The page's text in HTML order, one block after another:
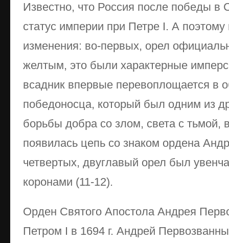
Известно, что Россия после победы в
статус империи при Петре I. А
изменения: во-первых, орел
желтым, это были характерные
всадник впервые перевоплощается в
победоносца, который был одним из
борьбы добра со злом, света с тьмой,
появилась цепь со знаком ордена
четвертых, двуглавый орел был
коронами (11-12).
Орден Святого Апостола Андрея
Петром I в 1694 г. Андрей